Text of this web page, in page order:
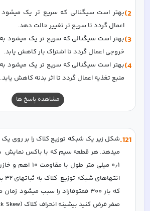
2)
اعمال گردد تا سریع تر تغییر حالت دهد.
3)
خروجی اعمال گردد تا اشتراک بار کاهش یابد.
4)
منبع تغذیه اعمال گردد تا اثر بدنه کاهش یابد.
مشاهده پاسخ ها
121
.